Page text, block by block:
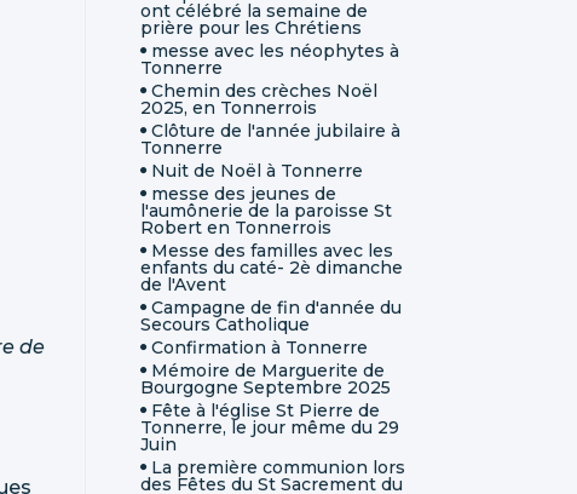
de
ont célébré la semaine de
prière pour les Chrétiens
messe avec les néophytes à
Tonnerre
Chemin des crèches Noël
2025, en Tonnerrois
Clôture de l'année jubilaire à
Tonnerre
Nuit de Noël à Tonnerre
messe des jeunes de
l'aumônerie de la paroisse St
Robert en Tonnerrois
Messe des familles avec les
enfants du caté- 2è dimanche
de l'Avent
Campagne de fin d'année du
Secours Catholique
Confirmation à Tonnerre
Mémoire de Marguerite de
Bourgogne Septembre 2025
Fête à l'église St Pierre de
Tonnerre, le jour même du 29
Juin
La première communion lors
des Fêtes du St Sacrement du